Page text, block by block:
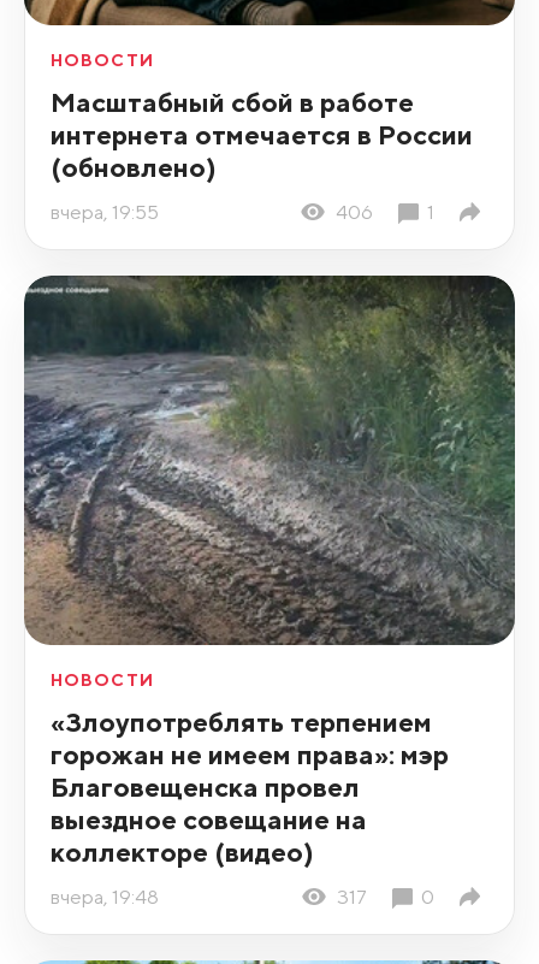
НОВОСТИ
Масштабный сбой в работе
интернета отмечается в России
(обновлено)
вчера, 19:55 406 1
НОВОСТИ
«Злоупотреблять терпением
горожан не имеем права»: мэр
Благовещенска провел
выездное совещание на
коллекторе (видео)
вчера, 19:48 317 0